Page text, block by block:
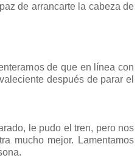
de arrancarte la cabeza de
de que en línea con
después de parar el
le pudo el tren, pero nos
mucho mejor. Lamentamos